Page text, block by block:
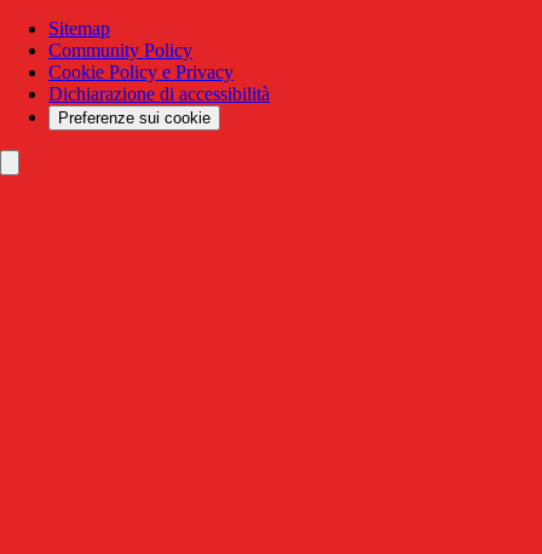
Sitemap
Community Policy
Cookie Policy e Privacy
Dichiarazione di accessibilità
Preferenze sui cookie